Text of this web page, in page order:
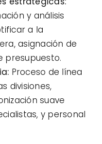
y análisis
a la
asignación de
presupuesto.
Proceso de línea
divisiones,
suave
y personal